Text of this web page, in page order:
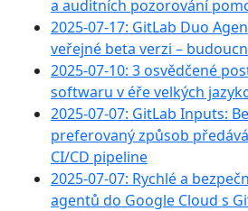
a auditních pozorování
2025-07-17: GitLab Duo
veřejné beta verzi –
2025-07-10: 3 osvědčené
softwaru v éře velkých
2025-07-07: GitLab Inputs:
preferovaný způsob
CI/CD pipeline
2025-07-07: Rychlé a
agentů do Google Cloud s